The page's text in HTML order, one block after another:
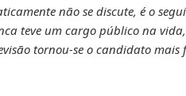
não se discute, é o
teve um cargo público na
tornou-se o candidato